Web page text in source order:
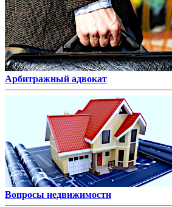
Арбитражный адвокат
Вопросы недвижимости